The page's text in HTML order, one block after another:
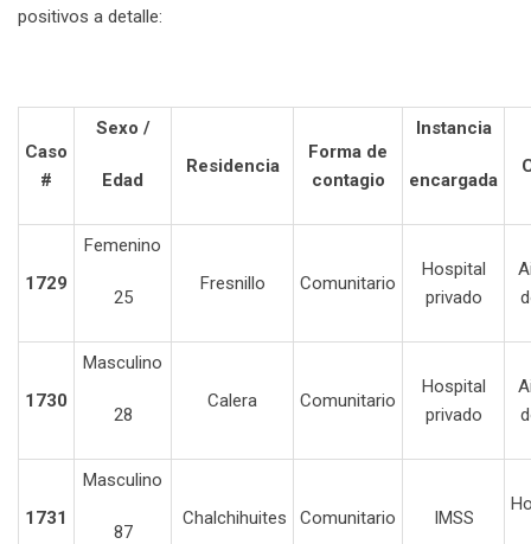
positivos a detalle:
Caso
#
Sexo /
Edad
Residencia
Forma de
contagio
Instancia
encargada
1729
Femenino
25
Fresnillo Comunitario
Hospital
privado
1730
Masculino
28
Calera Comunitario
Hospital
privado
1731
Masculino
87
Chalchihuites Comunitario IMSS